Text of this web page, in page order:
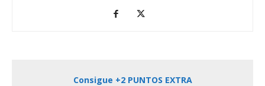
Consigue +2 PUNTOS EXTRA